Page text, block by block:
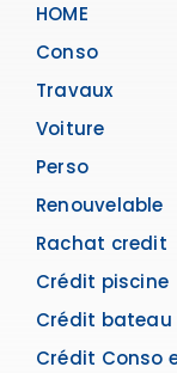
HOME
Conso
Travaux
Voiture
Perso
Renouvelable
Rachat credit
Crédit piscine
Crédit bateau
Crédit Conso